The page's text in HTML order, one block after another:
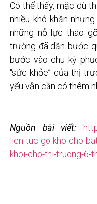
Có thể thấy, mặc dù
nhiều khó khăn
những nỗ lực tháo
trường đã dần bước
bước vào chu kỳ
“sức khỏe” của thị
yếu vẫn cần có thêm
Nguồn bài viết:
lien-tuc-go-kho-cho-
khoi-cho-thi-truong-6-